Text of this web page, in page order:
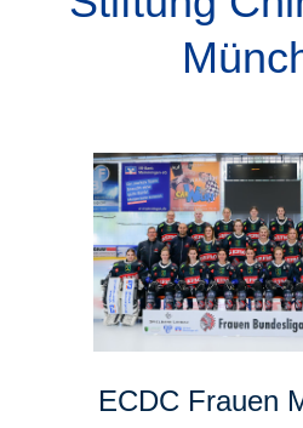
ECDC Frauen